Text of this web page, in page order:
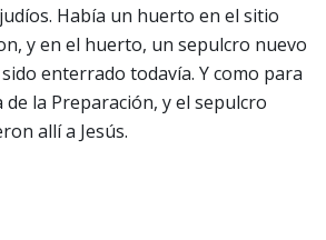
Había un huerto en el sitio
y en el huerto, un sepulcro nuevo
enterrado todavía. Y como para
de la Preparación, y el sepulcro
allí a Jesús.